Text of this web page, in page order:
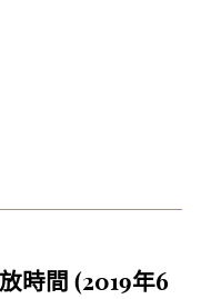
時間 (2019年6